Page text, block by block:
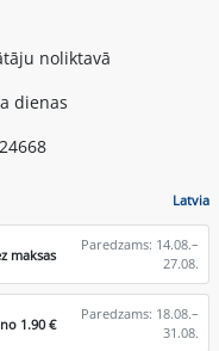
noliktavā
dienas
Latvia
maksas
Paredzams: 14.08.–
27.08.
no 1.90 €
Paredzams: 18.08.–
31.08.